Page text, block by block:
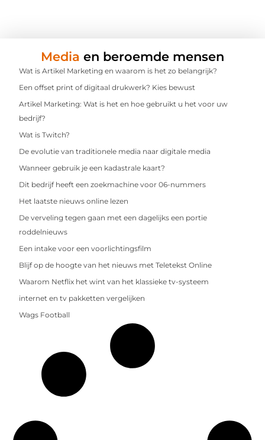
Media en beroemde mensen
Wat is Artikel Marketing en waarom is het zo belangrijk?
Een offset print of digitaal drukwerk? Kies bewust
Artikel Marketing: Wat is het en hoe gebruikt u het voor uw
bedrijf?
Wat is Twitch?
De evolutie van traditionele media naar digitale media
Wanneer gebruik je een kadastrale kaart?
Dit bedrijf heeft een zoekmachine voor 06-nummers
Het laatste nieuws online lezen
De verveling tegen gaan met een dagelijks een portie
roddelnieuws
Een intake voor een voorlichtingsfilm
Blijf op de hoogte van het nieuws met Teletekst Online
Waarom Netflix het wint van het klassieke tv-systeem
internet en tv pakketten vergelijken
Wags Football